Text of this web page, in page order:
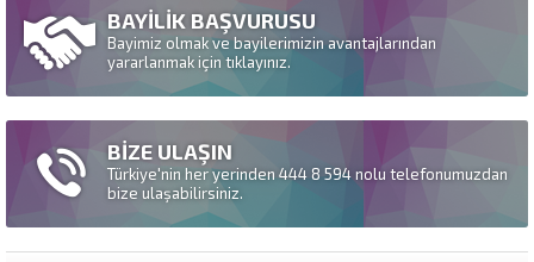
BAYİLİK BAŞVURUSU
Bayimiz olmak ve bayilerimizin avantajlarından
yararlanmak için tıklayınız.
BİZE ULAŞIN
Türkiye'nin her yerinden 444 8 594 nolu telefonumuzdan
bize ulaşabilirsiniz.